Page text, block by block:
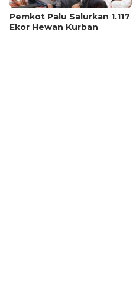
Pemkot Palu Salurkan 1.117
Ekor Hewan Kurban